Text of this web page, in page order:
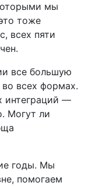
мы
тоже
всех пяти
все большую
всех формах.
интеграций —
Могут ли
годы. Мы
помогаем